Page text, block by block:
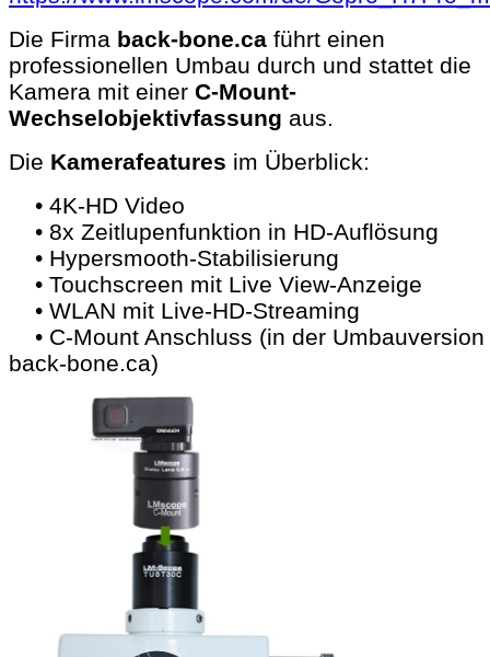
Die Firma back-bone.ca führt einen
professionellen Umbau durch und stattet die
Kamera mit einer C-Mount-
Wechselobjektivfassung aus.
Die Kamerafeatures im Überblick:
• 4K-HD Video
• 8x Zeitlupenfunktion in HD-Auflösung
• Hypersmooth-Stabilisierung
• Touchscreen mit Live View-Anzeige
• WLAN mit Live-HD-Streaming
• C-Mount Anschluss (in der Umbauversion
back-bone.ca)